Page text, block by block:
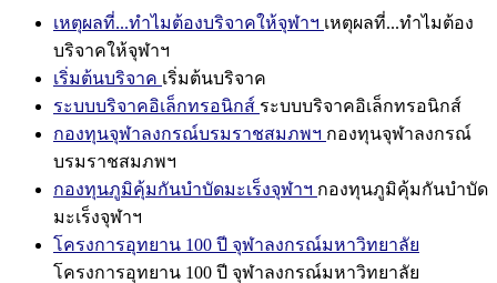
เหตุผลที่...ทำไมต้องบริจาคให้จุฬาฯ เหตุผลที่...ทำไมต้อง
บริจาคให้จุฬาฯ
เริ่มต้นบริจาค เริ่มต้นบริจาค
ระบบบริจาคอิเล็กทรอนิกส์ ระบบบริจาคอิเล็กทรอนิกส์
กองทุนจุฬาลงกรณ์บรมราชสมภพฯ กองทุนจุฬาลงกรณ์
บรมราชสมภพฯ
กองทุนภูมิคุ้มกันบำบัดมะเร็งจุฬาฯ กองทุนภูมิคุ้มกันบำบัด
มะเร็งจุฬาฯ
โครงการอุทยาน 100 ปี จุฬาลงกรณ์มหาวิทยาลัย
โครงการอุทยาน 100 ปี จุฬาลงกรณ์มหาวิทยาลัย